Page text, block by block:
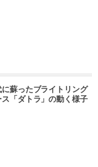
に蘇ったブライトリング
「ダトラ」の動く様子